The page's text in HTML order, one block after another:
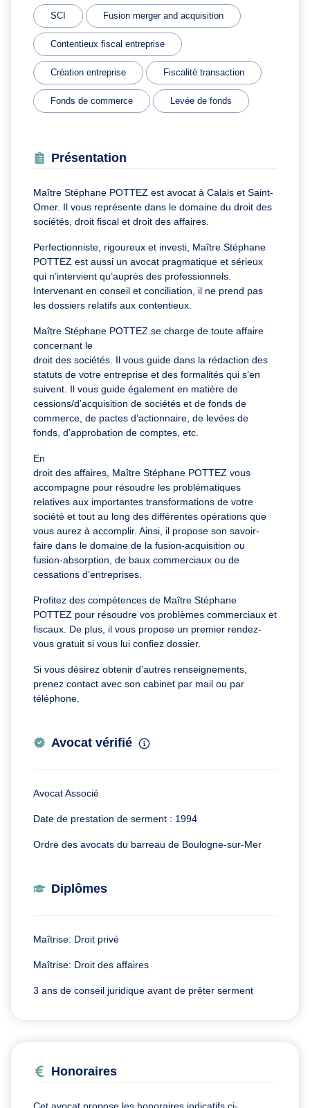
SCI Fusion merger and acquisition
Contentieux fiscal entreprise
Création entreprise Fiscalité transaction
Fonds de commerce Levée de fonds
Présentation
Maître Stéphane POTTEZ est avocat à Calais et Saint-
Omer. Il vous représente dans le domaine du droit des
sociétés, droit fiscal et droit des affaires.
Perfectionniste, rigoureux et investi, Maître Stéphane
POTTEZ est aussi un avocat pragmatique et sérieux
qui n’intervient qu’auprès des professionnels.
Intervenant en conseil et conciliation, il ne prend pas
les dossiers relatifs aux contentieux.
Maître Stéphane POTTEZ se charge de toute affaire
concernant le
droit des sociétés. Il vous guide dans la rédaction des
statuts de votre entreprise et des formalités qui s’en
suivent. Il vous guide également en matière de
cessions/d’acquisition de sociétés et de fonds de
commerce, de pactes d’actionnaire, de levées de
fonds, d’approbation de comptes, etc.
En
droit des affaires, Maître Stéphane POTTEZ vous
accompagne pour résoudre les problématiques
relatives aux importantes transformations de votre
société et tout au long des différentes opérations que
vous aurez à accomplir. Ainsi, il propose son savoir-
faire dans le domaine de la fusion-acquisition ou
fusion-absorption, de baux commerciaux ou de
cessations d’entreprises.
Profitez des compétences de Maître Stéphane
POTTEZ pour résoudre vos problèmes commerciaux et
fiscaux. De plus, il vous propose un premier rendez-
vous gratuit si vous lui confiez dossier.
Si vous désirez obtenir d’autres renseignements,
prenez contact avec son cabinet par mail ou par
téléphone.
Avocat vérifié
Avocat Associé
Date de prestation de serment : 1994
Ordre des avocats du barreau de Boulogne-sur-Mer
Diplômes
Maîtrise: Droit privé
Maîtrise: Droit des affaires
3 ans de conseil juridique avant de prêter serment
Honoraires
Cet avocat propose les honoraires indicatifs ci-